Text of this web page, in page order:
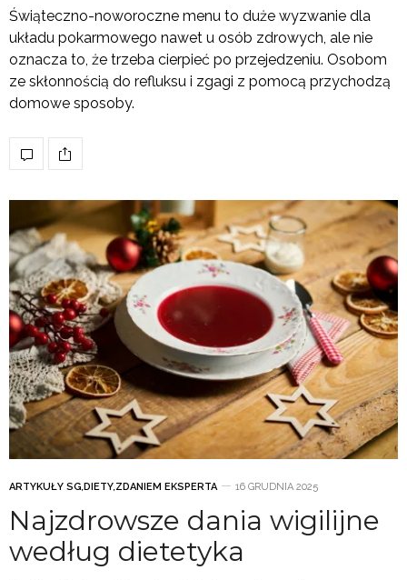
Świąteczno-noworoczne menu to duże wyzwanie dla
układu pokarmowego nawet u osób zdrowych, ale nie
oznacza to, że trzeba cierpieć po przejedzeniu. Osobom
ze skłonnością do refluksu i zgagi z pomocą przychodzą
domowe sposoby.
ARTYKUŁY SG,DIETY,ZDANIEM EKSPERTA 16 GRUDNIA 2025
Najzdrowsze dania wigilijne
według dietetyka